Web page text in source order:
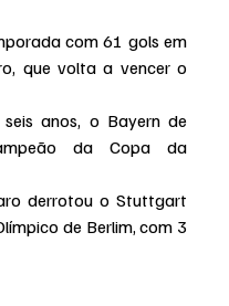
com 61 gols em
que volta a vencer o
anos, o Bayern de
da Copa da
derrotou o Stuttgart
de Berlim, com 3